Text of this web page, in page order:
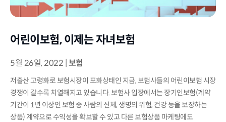
어린이보험, 이제는 자녀보험
5월 26일, 2022 |보험
저출산 고령화로 보험시장이 포화상태인 지금, 보험사들의 어린이보험 시장
경쟁이 갈수록 치열해지고 있습니다. 보험사 입장에서는 장기인보험(계약
기간이 1년 이상인 보험 중 사람의 신체, 생명의 위험, 건강 등을 보장하는
상품) 계약으로 수익성을 확보할 수 있고 다른 보험상품 마케팅에도